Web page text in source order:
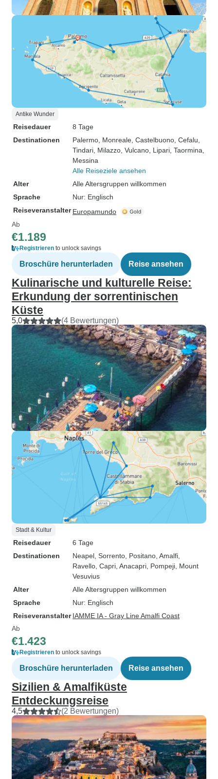
Antike Wunder
Reisedauer
8 Tage
Destinationen
Palermo , Monreale , Castelbuono , Cefalu
Tindari , Milazzo , Vulcano , Lipari , Taormina
Messina
Alle Reiseziele ansehen
Alter
Alle Altersgruppen willkommen
Sprache
Nur: Englisch
Reiseveranstalter Europamundo
Ab
€1.189
Registrieren to unlock savings
Broschüre herunterladen Reise ansehen
Kulinarische und kulturelle Reise:
Erkundung der sorrentinischen
Küste
5,0 (4 Bewertungen)
Stadt & Kultur
Reisedauer
6 Tage
Destinationen
Neapel , Sorrento , Positano , Amalfi
Ravello , Capri , Anacapri , Pompeji , Mount
Vesuvius
Alter
Alle Altersgruppen willkommen
Sprache
Nur: Englisch
Reiseveranstalter IAMME IA - Gray Line Amalfi Coast
Ab
€1.423
Registrieren to unlock savings
Broschüre herunterladen Reise ansehen
Sizilien & Amalfiküste
Entdeckungsreise
4,5 (2 Bewertungen)